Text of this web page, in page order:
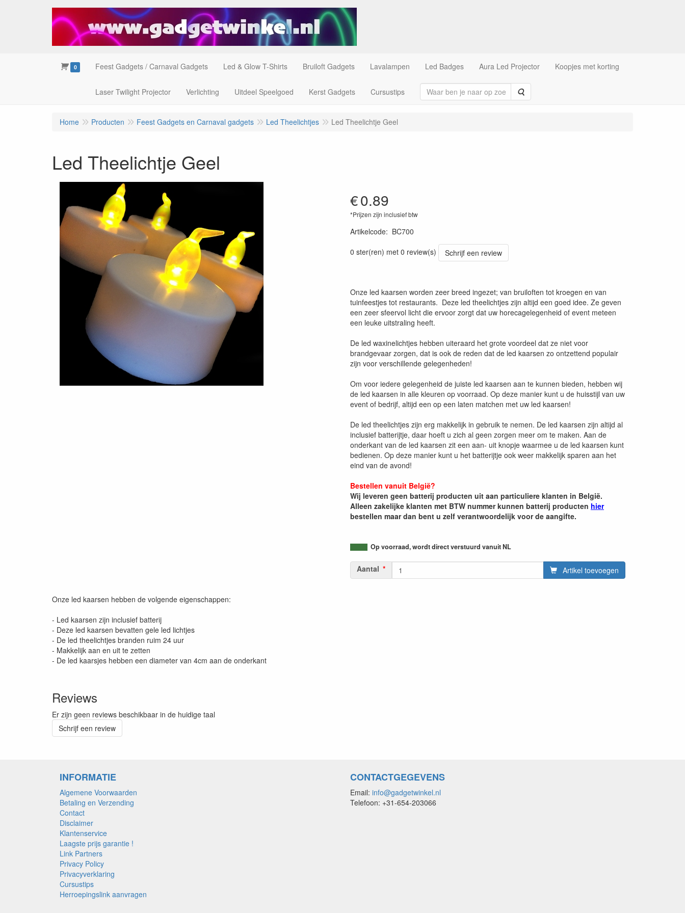
0 Feest Gadgets / Carnaval Gadgets Led & Glow T-Shirts Bruiloft Gadgets Lavalampen Led Badges Aura Led Projector Koopjes met korting
Laser Twilight Projector Verlichting Uitdeel Speelgoed Kerst Gadgets Cursustips Zoeken
Home Producten Feest Gadgets en Carnaval gadgets Led Theelichtjes Led Theelichtje Geel
Led Theelichtje Geel
€0.89
*Prijzen zijn inclusief btw
Artikelcode: BC700
0 ster(ren) met 0 review(s)
Schrijf een review
Onze led kaarsen worden zeer breed ingezet; van bruiloften tot kroegen en van
tuinfeestjes tot restaurants. Deze led theelichtjes zijn altijd een goed idee. Ze geven
een zeer sfeervol licht die ervoor zorgt dat uw horecagelegenheid of event meteen
een leuke uitstraling heeft.
De led waxinelichtjes hebben uiteraard het grote voordeel dat ze niet voor
brandgevaar zorgen, dat is ook de reden dat de led kaarsen zo ontzettend populair
zijn voor verschillende gelegenheden!
Om voor iedere gelegenheid de juiste led kaarsen aan te kunnen bieden, hebben wij
de led kaarsen in alle kleuren op voorraad. Op deze manier kunt u de huisstijl van uw
event of bedrijf, altijd een op een laten matchen met uw led kaarsen!
De led theelichtjes zijn erg makkelijk in gebruik te nemen. De led kaarsen zijn altijd al
inclusief batterijtje, daar hoeft u zich al geen zorgen meer om te maken. Aan de
onderkant van de led kaarsen zit een aan- uit knopje waarmee u de led kaarsen kunt
bedienen. Op deze manier kunt u het batterijtje ook weer makkelijk sparen aan het
eind van de avond!
Bestellen vanuit België?
Wij leveren geen batterij producten uit aan particuliere klanten in België.
Alleen zakelijke klanten met BTW nummer kunnen batterij producten hier
bestellen maar dan bent u zelf verantwoordelijk voor de aangifte.
Op voorraad, wordt direct verstuurd vanuit NL
Aantal Artikel toevoegen
Onze led kaarsen hebben de volgende eigenschappen:
- Led kaarsen zijn inclusief batterij
- Deze led kaarsen bevatten gele led lichtjes
- De led theelichtjes branden ruim 24 uur
- Makkelijk aan en uit te zetten
- De led kaarsjes hebben een diameter van 4cm aan de onderkant
Reviews
Er zijn geen reviews beschikbaar in de huidige taal
Schrijf een review
INFORMATIE
Algemene Voorwaarden
Betaling en Verzending
Contact
Disclaimer
Klantenservice
Laagste prijs garantie !
Link Partners
Privacy Policy
Privacyverklaring
Cursustips
Herroepingslink aanvragen
CONTACTGEGEVENS
Email: info@gadgetwinkel.nl
Telefoon: +31-654-203066